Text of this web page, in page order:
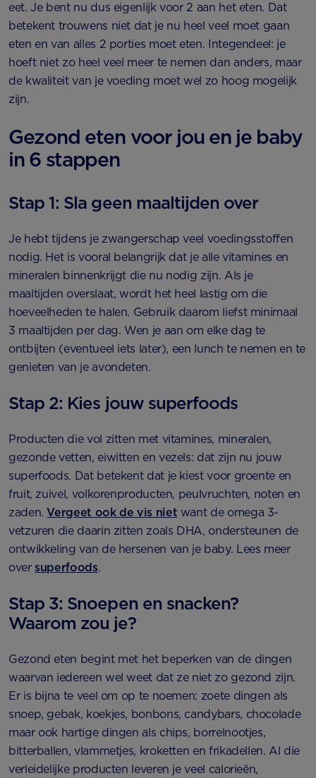
eet. Je bent nu dus eigenlijk voor 2 aan het eten. Dat
betekent trouwens niet dat je nu heel veel moet gaan
eten en van alles 2 porties moet eten. Integendeel: je
hoeft niet zo heel veel meer te nemen dan anders, maar
de kwaliteit van je voeding moet wel zo hoog mogelijk
zijn.
Gezond eten voor jou en je baby
in 6 stappen
Stap 1: Sla geen maaltijden over
Je hebt tijdens je zwangerschap veel voedingsstoffen
nodig. Het is vooral belangrijk dat je alle vitamines en
mineralen binnenkrijgt die nu nodig zijn. Als je
maaltijden overslaat, wordt het heel lastig om die
hoeveelheden te halen. Gebruik daarom liefst minimaal
3 maaltijden per dag. Wen je aan om elke dag te
ontbijten (eventueel iets later), een lunch te nemen en te
genieten van je avondeten.
Stap 2: Kies jouw superfoods
Producten die vol zitten met vitamines, mineralen,
gezonde vetten, eiwitten en vezels: dat zijn nu jouw
superfoods. Dat betekent dat je kiest voor groente en
fruit, zuivel, volkorenproducten, peulvruchten, noten en
zaden.Vergeet ook de vis niet want de omega 3-
vetzuren die daarin zitten zoals DHA, ondersteunen de
ontwikkeling van de hersenen van je baby. Lees meer
oversuperfoods.
Stap 3: Snoepen en snacken?
Waarom zou je?
Gezond eten begint met het beperken van de dingen
waarvan iedereen wel weet dat ze niet zo gezond zijn.
Er is bijna te veel om op te noemen: zoete dingen als
snoep, gebak, koekjes, bonbons, candybars, chocolade
maar ook hartige dingen als chips, borrelnootjes,
bitterballen, vlammetjes, kroketten en frikadellen. Al die
verleidelijke producten leveren je veel calorieën,